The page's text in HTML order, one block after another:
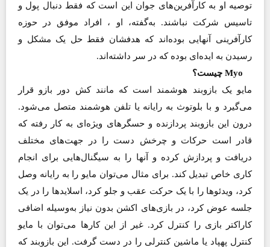
توصیه او به کارآفرین‌های جوان این است که فقط دنبال پول و
تاسیس شرکت نباشند. به‌گفته، او ، افراد موفق در حوزه
کارآفرینی آنهایی بوده‌اند که هدفشان فقط حل یک مشکل و
رسیدن به ایده‌ای بوده که در سر داشته‌اند.
Myo چیست؟
مایو یک بازوبند هوشمند است که مانند کش دور بازو قرار
می‌گیرد و با بلوتوث به رایانه یا تلفن‌ هوشمند متصل می‌شود.
درون این بازوبند پردازنده و حسگرهای ویژه‌ای به کار رفته که
قادر است حرکات و چرخش دست را در جهت‌های مختلف
دریافت و پردازش کرده و آنها را به سیگنال‌هایی برای انجام
کاری خاص تبدیل کند. برای مثال می‌توان مایو را به رایانه وصل
کرد، ویدئوها را با یک حرکت عقب و جلو کرد، اسلایدها را در یک
جلسه عوض کرد، در بازی‌های اکشن بدون نیاز به‌وسیله اضافی
کاراکتر بازی را کنترل کرد. غیر از این کارها می‌توان با مایو
کنترل پهپاد یا ماشین کنترلی را در دست گرفت. این بازوبند که